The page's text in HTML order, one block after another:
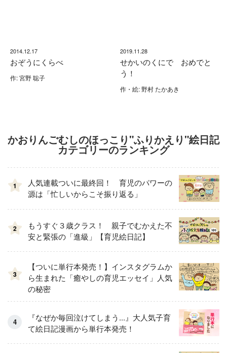
2014.12.17
おぞうにくらべ
作: 宮野 聡子
2019.11.28
せかいのくにで おめでと
う！
作・絵: 野村 たかあき
かおりんごむしのほっこり"ふりかえり"絵日記
カテゴリーのランキング
1
人気連載ついに最終回！ 育児のパワーの
源は「忙しいからこそ振り返る」
2
もうすぐ３歳クラス！ 親子でむかえた不
安と緊張の「進級」【育児絵日記】
3
【ついに単行本発売！】インスタグラムか
ら生まれた「癒やしの育児エッセイ」人気
の秘密
『なぜか毎回泣けてしまう...』大人気子育
て絵日記漫画から単行本発売！